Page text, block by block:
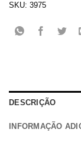
SKU: 3975
DESCRIÇÃO
INFORMAÇÃO